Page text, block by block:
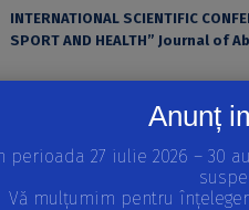
INTERNATIONAL SCIENTIFIC
SPORT AND HEALTH” Journal of
Anunț
perioada 27 iulie 2026 – 30
Vă mulțumim pentru